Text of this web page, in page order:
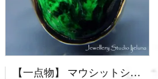
【一点物】 マウシットシットのK10リング